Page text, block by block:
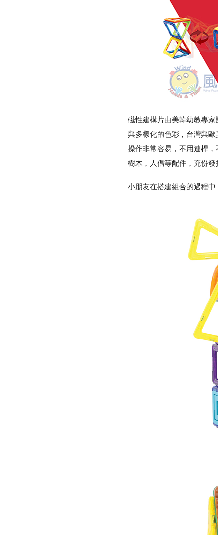
磁性建構片由美韓幼教專
與多樣化的色彩，台灣與
操作非常容易，不用連桿
樹木，人偶等配件，充份
小朋友在搭建組合的過程